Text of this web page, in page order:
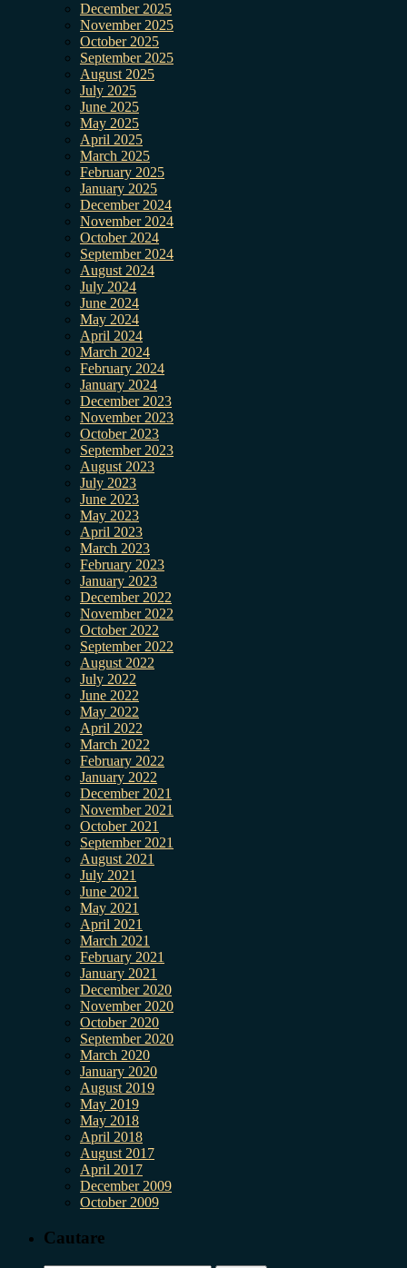
December 2025
November 2025
October 2025
September 2025
August 2025
July 2025
June 2025
May 2025
April 2025
March 2025
February 2025
January 2025
December 2024
November 2024
October 2024
September 2024
August 2024
July 2024
June 2024
May 2024
April 2024
March 2024
February 2024
January 2024
December 2023
November 2023
October 2023
September 2023
August 2023
July 2023
June 2023
May 2023
April 2023
March 2023
February 2023
January 2023
December 2022
November 2022
October 2022
September 2022
August 2022
July 2022
June 2022
May 2022
April 2022
March 2022
February 2022
January 2022
December 2021
November 2021
October 2021
September 2021
August 2021
July 2021
June 2021
May 2021
April 2021
March 2021
February 2021
January 2021
December 2020
November 2020
October 2020
September 2020
March 2020
January 2020
August 2019
May 2019
May 2018
April 2018
August 2017
April 2017
December 2009
October 2009
Cautare